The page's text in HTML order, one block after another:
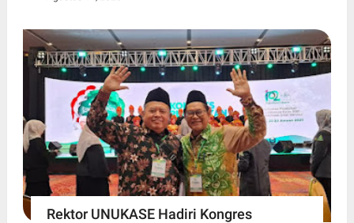
Rektor UNUKASE Hadiri Kongres